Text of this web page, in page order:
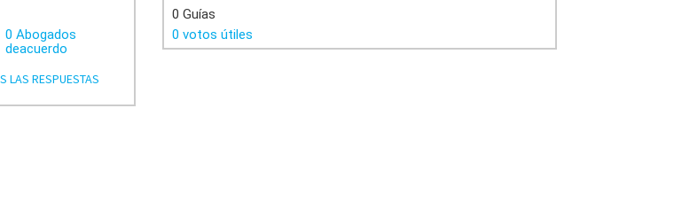
0 Abogados
deacuerdo
LAS RESPUESTAS
0 Guías
0 votos útiles